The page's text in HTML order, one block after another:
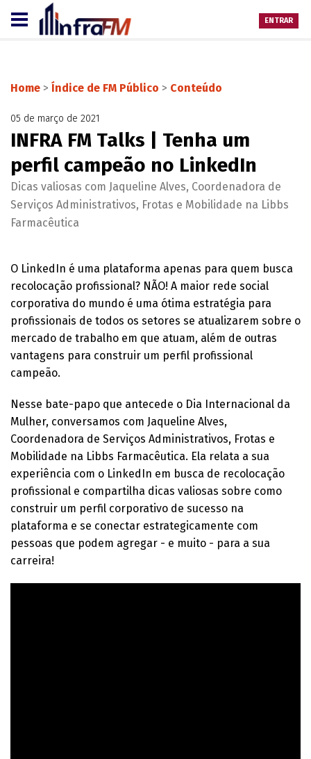
ENTRAR
Home > Índice de FM Público > Conteúdo
05 de março de 2021
INFRA FM Talks | Tenha um
perfil campeão no LinkedIn
Dicas valiosas com Jaqueline Alves, Coordenadora de
Serviços Administrativos, Frotas e Mobilidade na Libbs
Farmacêutica
O LinkedIn é uma plataforma apenas para quem busca
recolocação profissional? NÃO! A maior rede social
corporativa do mundo é uma ótima estratégia para
profissionais de todos os setores se atualizarem sobre o
mercado de trabalho em que atuam, além de outras
vantagens para construir um perfil profissional
campeão.
Nesse bate-papo que antecede o Dia Internacional da
Mulher, conversamos com Jaqueline Alves,
Coordenadora de Serviços Administrativos, Frotas e
Mobilidade na Libbs Farmacêutica. Ela relata a sua
experiência com o LinkedIn em busca de recolocação
profissional e compartilha dicas valiosas sobre como
construir um perfil corporativo de sucesso na
plataforma e se conectar estrategicamente com
pessoas que podem agregar - e muito - para a sua
carreira!